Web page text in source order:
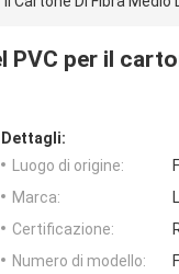
PVC per il
Dettagli:
Luogo di origine:
Marca:
Certificazione:
Numero di modello: